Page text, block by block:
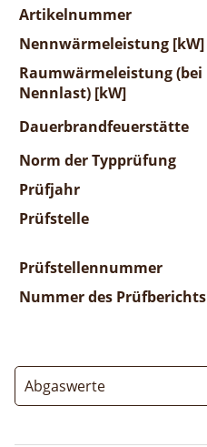
Artikelnummer
Nennwärmeleistung [kW]
Raumwärmeleistung (bei
Nennlast) [kW]
Dauerbrandfeuerstätte
Norm der Typprüfung
Prüfjahr
Prüfstelle
Prüfstellennummer
Nummer des Prüfberichts
Abgaswerte